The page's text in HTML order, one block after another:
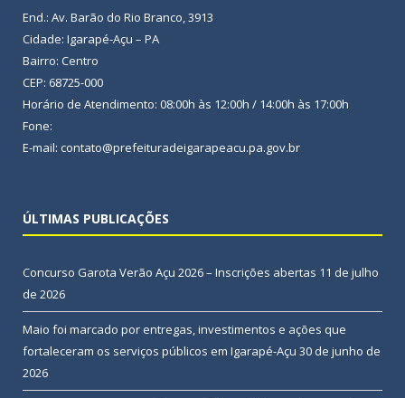
End.: Av. Barão do Rio Branco, 3913
Cidade: Igarapé-Açu – PA
Bairro: Centro
CEP: 68725-000
Horário de Atendimento: 08:00h às 12:00h / 14:00h às 17:00h
Fone:
E-mail: contato@prefeituradeigarapeacu.pa.gov.br
ÚLTIMAS PUBLICAÇÕES
Concurso Garota Verão Açu 2026 – Inscrições abertas 11 de julho
de 2026
Maio foi marcado por entregas, investimentos e ações que
fortaleceram os serviços públicos em Igarapé-Açu 30 de junho de
2026